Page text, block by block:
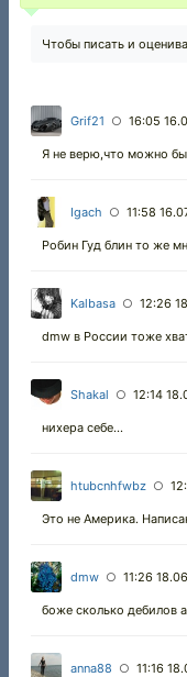
Чтобы писать и
Grif21 ○ 16:05
Я не верю,что можно
Igach ○ 11:58
Робин Гуд блин то же
Kalbasa ○ 12:26
dmw в России тоже
Shakal ○ 12:14
нихера себе...
htubcnhfwbz ○
Это не Америка.
dmw ○ 11:26
боже сколько дебилов
anna88 ○ 11:16